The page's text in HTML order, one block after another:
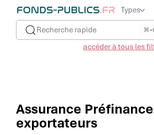
Types
Recherche rapide
accéder à tous les
Assurance
exportateurs